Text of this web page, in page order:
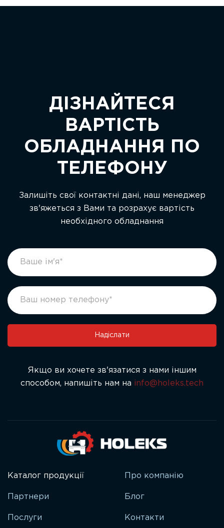
ДІЗНАЙТЕСЯ
ВАРТІСТЬ
ОБЛАДНАННЯ ПО
ТЕЛЕФОНУ
Залишіть свої контактні дані, наш менеджер
зв'яжеться з Вами та розрахує вартість
необхідного обладнання
footer
form
If
you
human,
leave
blank.
Надіслати
Якщо ви хочете зв'язатися з нами іншим
способом, напишіть нам на info@holeks.tech
Каталог продукції
Партнери
Послуги
Про компанію
Блог
Контакти